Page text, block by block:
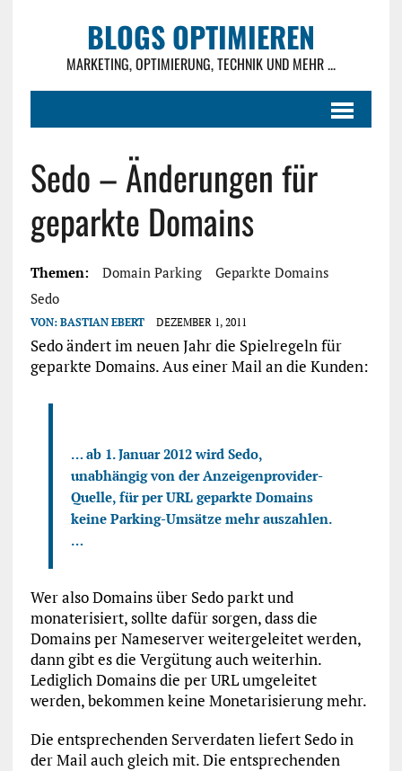
BLOGS OPTIMIEREN
MARKETING, OPTIMIERUNG, TECHNIK UND MEHR ...
Sedo – Änderungen für
geparkte Domains
Themen: Domain Parking
Geparkte Domains
Sedo
VON: BASTIAN EBERT DEZEMBER 1, 2011
Sedo ändert im neuen Jahr die Spielregeln für
geparkte Domains. Aus einer Mail an die Kunden:
… ab 1. Januar 2012 wird Sedo,
unabhängig von der Anzeigenprovider-
Quelle, für per URL geparkte Domains
keine Parking-Umsätze mehr auszahlen.
…
Wer also Domains über Sedo parkt und
monaterisiert, sollte dafür sorgen, dass die
Domains per Nameserver weitergeleitet werden,
dann gibt es die Vergütung auch weiterhin.
Lediglich Domains die per URL umgeleitet
werden, bekommen keine Monetarisierung mehr.
Die entsprechenden Serverdaten liefert Sedo in
der Mail auch gleich mit. Die entsprechenden